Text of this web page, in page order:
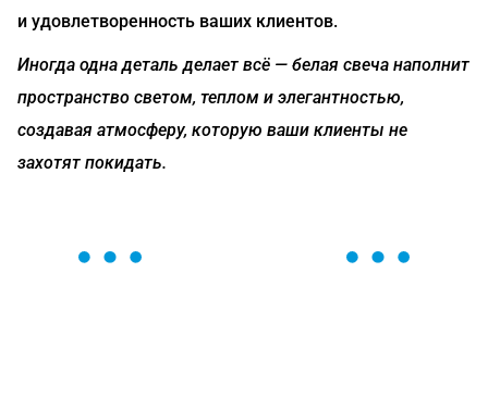
и удовлетворенность ваших клиентов.
Иногда одна деталь делает всё — белая свеча наполнит
пространство светом, теплом и элегантностью,
создавая атмосферу, которую ваши клиенты не
захотят покидать.